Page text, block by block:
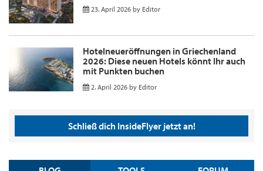
23. April 2026 by Editor
Hotelneueröffnungen in Griechenland
2026: Diese neuen Hotels könnt Ihr auch
mit Punkten buchen
2. April 2026 by Editor
Schließ dich InsideFlyer jetzt an!